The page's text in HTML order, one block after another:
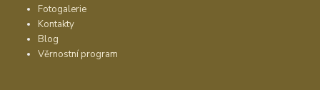
Fotogalerie
Kontakty
Blog
Věrnostní program